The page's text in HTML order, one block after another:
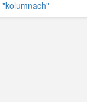
"kolumnach"